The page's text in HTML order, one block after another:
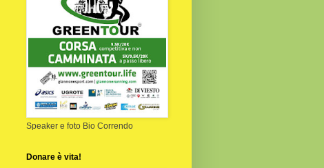
Speaker e foto Bio Correndo
Donare è vita!